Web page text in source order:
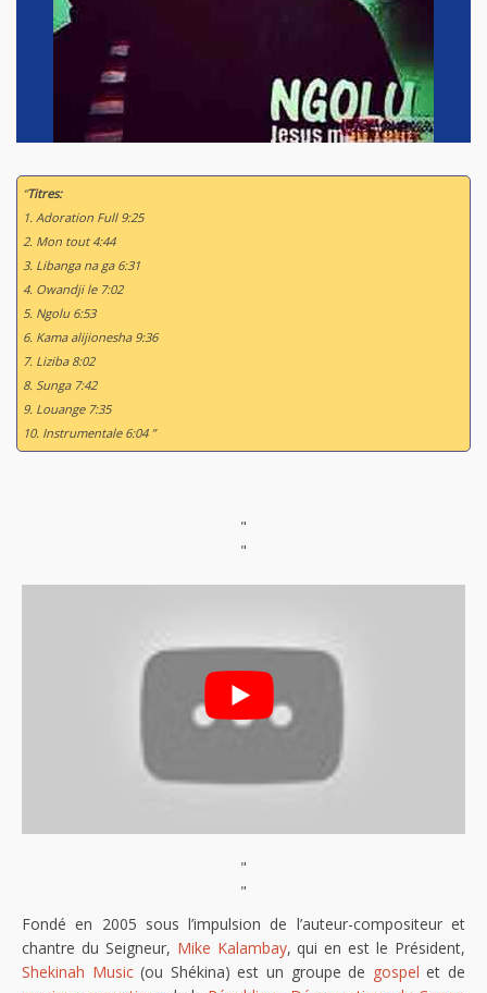
“Titres:
1. Adoration Full 9:25
2. Mon tout 4:44
3. Libanga na ga 6:31
4. Owandji le 7:02
5. Ngolu 6:53
6. Kama alijionesha 9:36
7. Liziba 8:02
8. Sunga 7:42
9. Louange 7:35
10. Instrumentale 6:04 ”
"
"
"
"
Fondé en 2005 sous l’impulsion de l’auteur-compositeur et
chantre du Seigneur, Mike Kalambay, qui en est le Président,
Shekinah Music(ou Shékina) est un groupe de gospel et de